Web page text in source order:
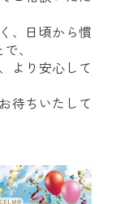
、日頃から慣
、
より安心して
待ちいたして